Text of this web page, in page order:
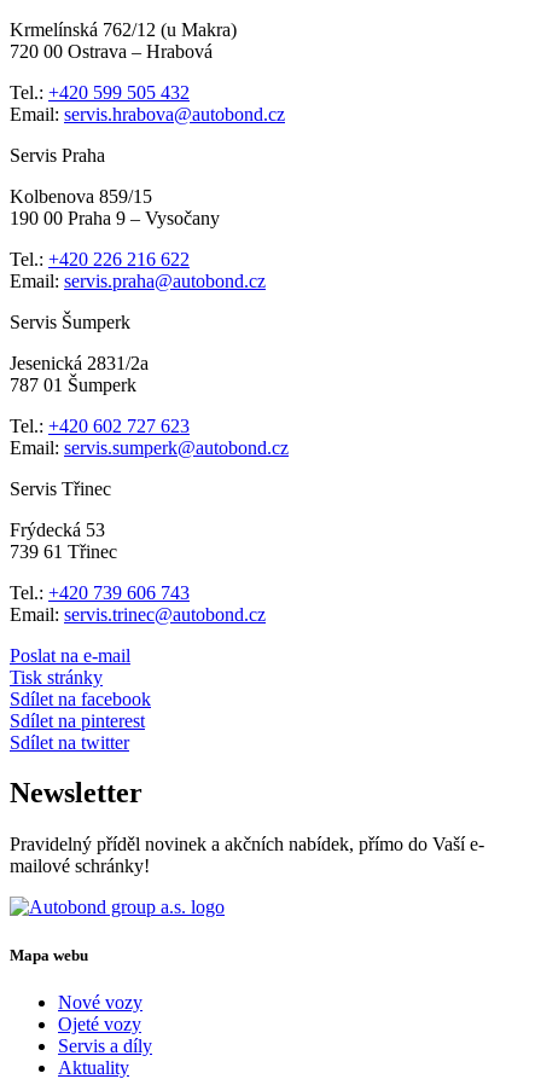
Krmelínská 762/12 (u Makra)
720 00 Ostrava – Hrabová
Tel.: +420 599 505 432
Email: servis.hrabova@autobond.cz
Servis Praha
Kolbenova 859/15
190 00 Praha 9 – Vysočany
Tel.: +420 226 216 622
Email: servis.praha@autobond.cz
Servis Šumperk
Jesenická 2831/2a
787 01 Šumperk
Tel.: +420 602 727 623
Email: servis.sumperk@autobond.cz
Servis Třinec
Frýdecká 53
739 61 Třinec
Tel.: +420 739 606 743
Email: servis.trinec@autobond.cz
Poslat na e-mail
Tisk stránky
Sdílet na facebook
Sdílet na pinterest
Sdílet na twitter
Newsletter
Pravidelný příděl novinek a akčních nabídek, přímo do Vaší e-
mailové schránky!
Mapa webu
Nové vozy
Ojeté vozy
Servis a díly
Aktuality